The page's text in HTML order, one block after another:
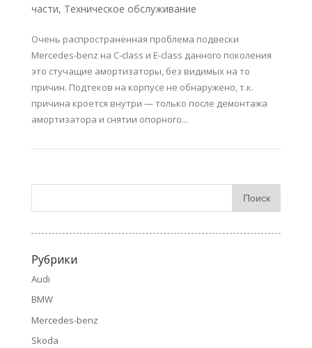
части, Техническое обслуживание
Очень распространенная проблема подвески
Mercedes-benz на C-class и E-class данного поколения
это стучащие амортизаторы, без видимых на то
причин. Подтеков на корпусе не обнаружено, т.к.
причина кроется внутри — только после демонтажа
амортизатора и снятии опорного...
Рубрики
Audi
BMW
Mercedes-benz
Skoda